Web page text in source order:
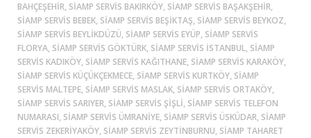
BAHÇEŞEHIR, SIAMP SERVIS BAKIRKÖY, SIAMP SERVIS BAŞAKŞEHIR,
SIAMP SERVIS BEBEK, SIAMP SERVIS BEŞIKTAŞ, SIAMP SERVIS BEYKOZ,
SIAMP SERVIS BEYLIKDÜZÜ, SIAMP SERVIS EYÜP, SIAMP SERVIS
FLORYA, SIAMP SERVIS GÖKTÜRK, SIAMP SERVIS ISTANBUL, SIAMP
SERVIS KADIKÖY, SIAMP SERVIS KAĞITHANE, SIAMP SERVIS KARAKÖY,
SIAMP SERVIS KÜÇÜKÇEKMECE, SIAMP SERVIS KURTKÖY, SIAMP
SERVIS MALTEPE, SIAMP SERVIS MASLAK, SIAMP SERVIS ORTAKÖY,
SIAMP SERVIS SARIYER, SIAMP SERVIS ŞIŞLI, SIAMP SERVIS TELEFON
NUMARASI, SIAMP SERVIS ÜMRANIYE, SIAMP SERVIS ÜSKÜDAR, SIAMP
SERVIS ZEKERIYAKÖY, SIAMP SERVIS ZEYTINBURNU, SIAMP TAHARET